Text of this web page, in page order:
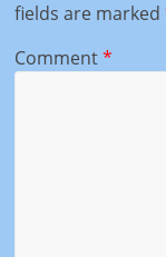
fields are marked
Comment*